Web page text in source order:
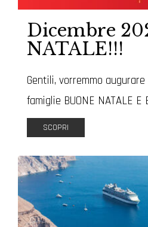
Dicembre
NATALE!!!
Gentili, vorremmo
famiglie BUONE NATALE E
SCOPRI